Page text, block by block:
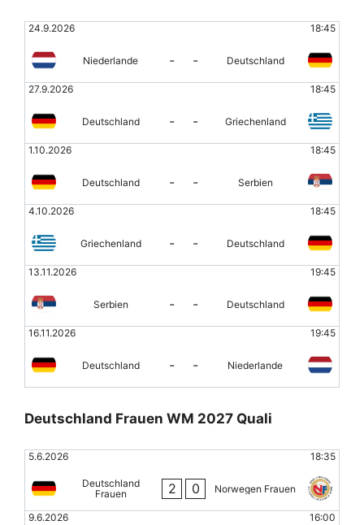
24.9.2026 18:45
Niederlande - - Deutschland
27.9.2026 18:45
Deutschland - - Griechenland
1.10.2026 18:45
Deutschland - - Serbien
4.10.2026 18:45
Griechenland - - Deutschland
13.11.2026 19:45
Serbien - - Deutschland
16.11.2026 19:45
Deutschland - - Niederlande
Deutschland Frauen WM 2027 Quali
5.6.2026 18:35
Deutschland
Frauen
2 0 Norwegen Frauen
9.6.2026 16:00